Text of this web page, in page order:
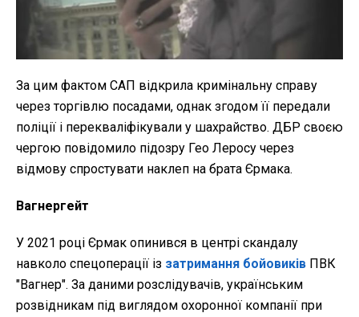
За цим фактом САП відкрила кримінальну справу
через торгівлю посадами, однак згодом її передали
поліції і перекваліфікували у шахрайство. ДБР своєю
чергою повідомило підозру Гео Леросу через
відмову спростувати наклеп на брата Єрмака.
Вагнергейт
У 2021 році Єрмак опинився в центрі скандалу
навколо спецоперації із затримання бойовиків ПВК
"Вагнер". За даними розслідувачів, українським
розвідникам під виглядом охоронної компанії при